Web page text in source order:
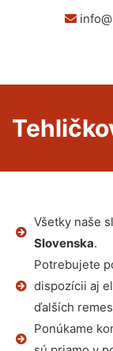
Všetky naše
Slovenska.
Potrebujete
dispozícii aj
ďalších
Ponúkame